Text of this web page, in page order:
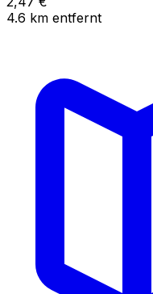
4.6 km entfernt